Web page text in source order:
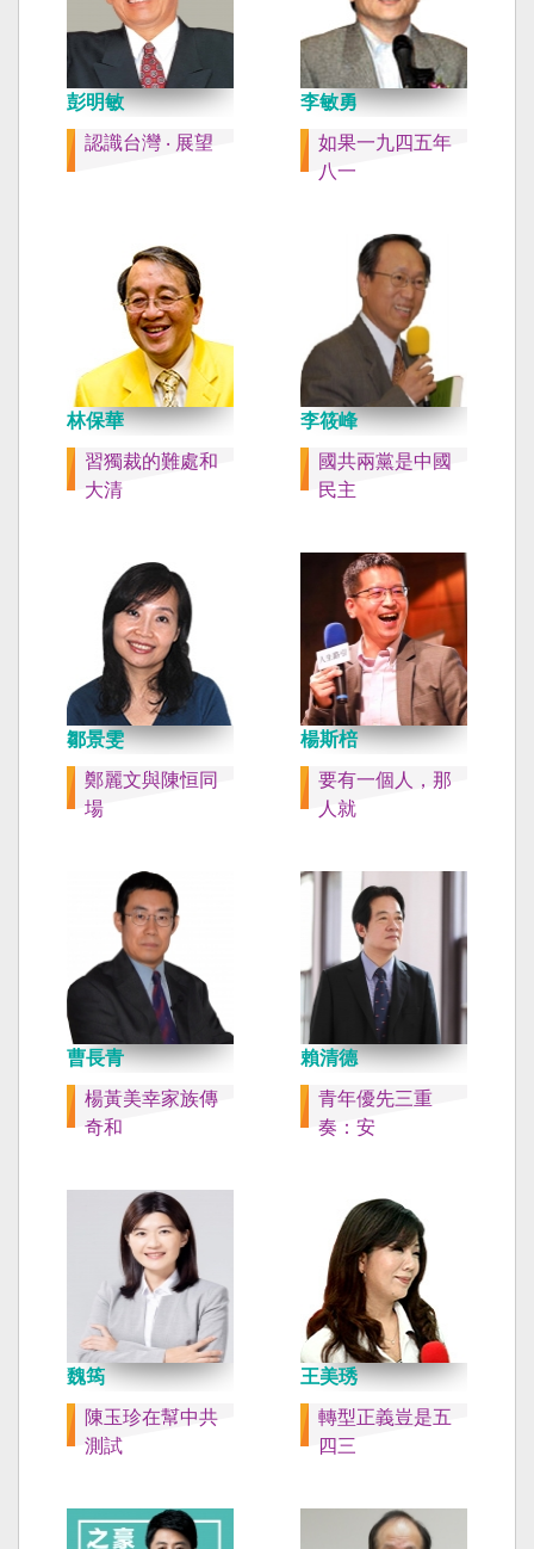
彭明敏
認識台灣 ‧ 展望
李敏勇
如果一九四五年
八一
林保華
習獨裁的難處和
大清
李筱峰
國共兩黨是中國
民主
鄒景雯
鄭麗文與陳恒同
場
楊斯棓
要有一個人，那
人就
曹長青
楊黃美幸家族傳
奇和
賴清德
青年優先三重
奏：安
魏筠
陳玉珍在幫中共
測試
王美琇
轉型正義豈是五
四三